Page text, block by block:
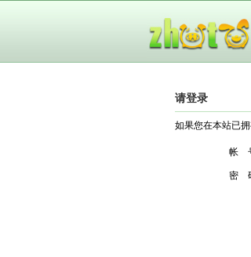
请登录
如果您在本站已
帐
密